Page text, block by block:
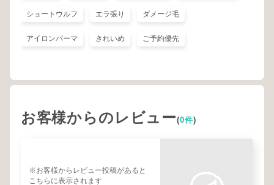
ショートウルフ エラ張り ダメージ毛
アイロンパーマ きれいめ ご予約優先
お客様からのレビュー(0件)
※お客様からレビュー投稿があると
こちらに表示されます